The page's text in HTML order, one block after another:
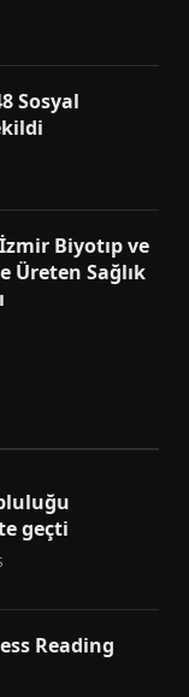
Sosyal
Biyotıp ve
Üreten Sağlık
geçti
Reading